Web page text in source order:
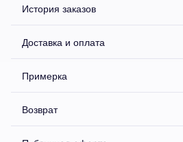
История заказов
Доставка и оплата
Примерка
Возврат